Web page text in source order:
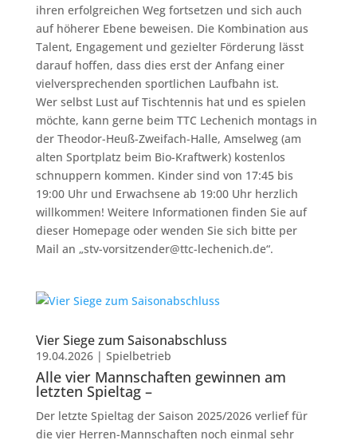
ihren erfolgreichen Weg fortsetzen und sich auch
auf höherer Ebene beweisen. Die Kombination aus
Talent, Engagement und gezielter Förderung lässt
darauf hoffen, dass dies erst der Anfang einer
vielversprechenden sportlichen Laufbahn ist.
Wer selbst Lust auf Tischtennis hat und es spielen
möchte, kann gerne beim TTC Lechenich montags in
der Theodor-Heuß-Zweifach-Halle, Amselweg (am
alten Sportplatz beim Bio-Kraftwerk) kostenlos
schnuppern kommen. Kinder sind von 17:45 bis
19:00 Uhr und Erwachsene ab 19:00 Uhr herzlich
willkommen! Weitere Informationen finden Sie auf
dieser Homepage oder wenden Sie sich bitte per
Mail an „stv-vorsitzender@ttc-lechenich.de“.
Vier Siege zum Saisonabschluss
19.04.2026| Spielbetrieb
Alle vier Mannschaften gewinnen am
letzten Spieltag –
Der letzte Spieltag der Saison 2025/2026 verlief für
die vier Herren-Mannschaften noch einmal sehr